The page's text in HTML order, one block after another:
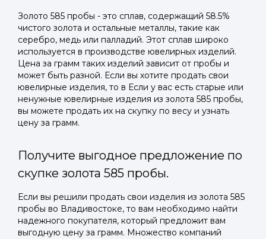
Золото 585 пробы - это сплав, содержащий 58.5%
чистого золота и остальные металлы, такие как
серебро, медь или палладий. Этот сплав широко
используется в производстве ювелирных изделий.
Цена за грамм таких изделий зависит от пробы и
может быть разной. Если вы хотите продать свои
ювелирные изделия, то в Если у вас есть старые или
ненужные ювелирные изделия из золота 585 пробы,
вы можете продать их на скупку по весу и узнать
цену за грамм.
Получите выгодное предложение по
скупке золота 585 пробы.
Если вы решили продать свои изделия из золота 585
пробы во Владивостоке, то вам необходимо найти
надежного покупателя, который предложит вам
выгодную цену за грамм. Множество компаний